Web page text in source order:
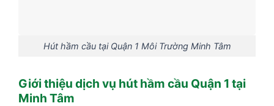
Hút hầm cầu tại Quận 1 Môi Trường Minh Tâm
Giới thiệu dịch vụ hút hầm cầu Quận 1 tại
Minh Tâm